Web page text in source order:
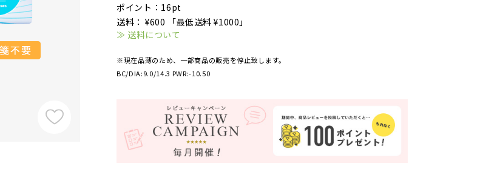
ポイント：16pt
送料： ¥600 「最低送料 ¥1000」
≫ 送料について
※現在品薄のため、一部商品の販売を停止致します。
BC/DIA:9.0/14.3 PWR:-10.50